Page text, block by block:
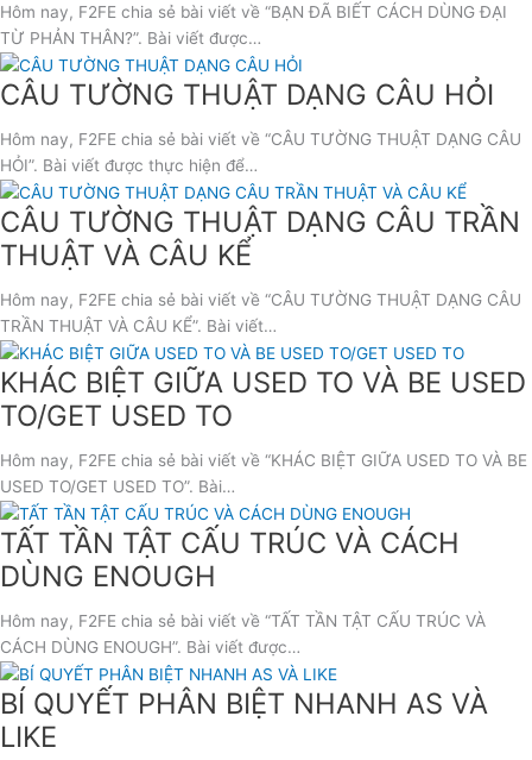
Hôm nay, F2FE chia sẻ bài viết về “BẠN ĐÃ BIẾT CÁCH DÙNG ĐẠI
TỪ PHẢN THÂN?”. Bài viết được…
CÂU TƯỜNG THUẬT DẠNG CÂU HỎI
Hôm nay, F2FE chia sẻ bài viết về “CÂU TƯỜNG THUẬT DẠNG CÂU
HỎI”. Bài viết được thực hiện để…
CÂU TƯỜNG THUẬT DẠNG CÂU TRẦN
THUẬT VÀ CÂU KỂ
Hôm nay, F2FE chia sẻ bài viết về “CÂU TƯỜNG THUẬT DẠNG CÂU
TRẦN THUẬT VÀ CÂU KỂ”. Bài viết…
KHÁC BIỆT GIỮA USED TO VÀ BE USED
TO/GET USED TO
Hôm nay, F2FE chia sẻ bài viết về “KHÁC BIỆT GIỮA USED TO VÀ BE
USED TO/GET USED TO”. Bài…
TẤT TẦN TẬT CẤU TRÚC VÀ CÁCH
DÙNG ENOUGH
Hôm nay, F2FE chia sẻ bài viết về “TẤT TẦN TẬT CẤU TRÚC VÀ
CÁCH DÙNG ENOUGH”. Bài viết được…
BÍ QUYẾT PHÂN BIỆT NHANH AS VÀ
LIKE